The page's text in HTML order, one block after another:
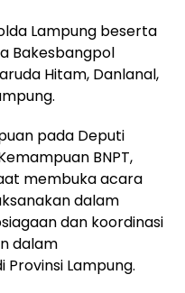
Lampung beserta
Bakesbangpol
Hitam, Danlanal,
pada Deputi
BNPT,
membuka acara
dalam
dan koordinasi
dalam
Lampung.